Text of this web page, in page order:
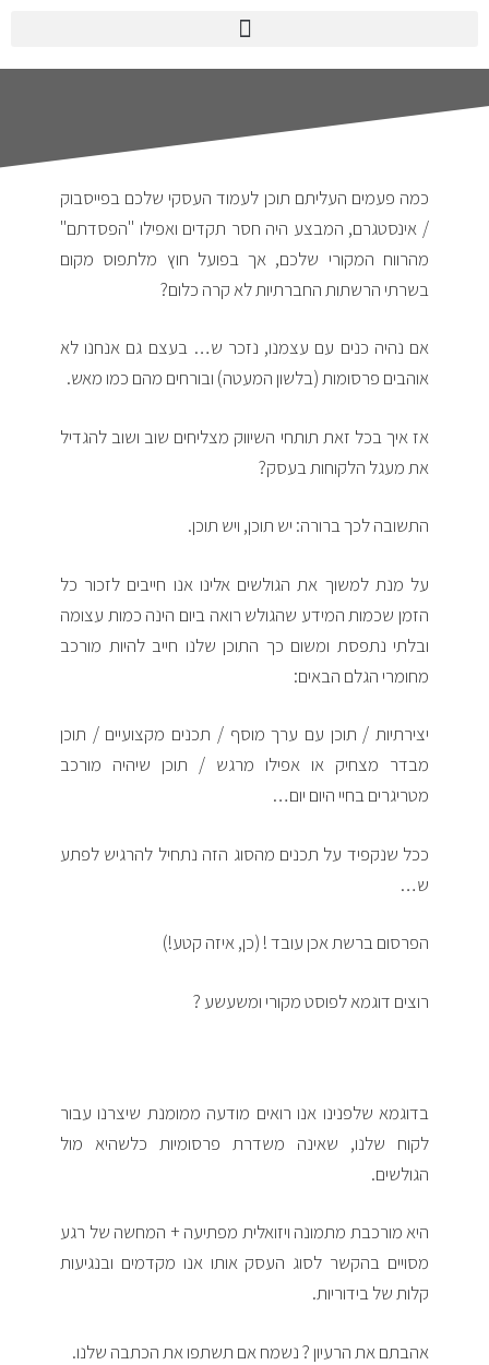
כמה פעמים העליתם תוכן לעמוד העסקי שלכם בפייסבוק
/ אינסטגרם, המבצע היה חסר תקדים ואפילו "הפסדתם"
מהרווח המקורי שלכם, אך בפועל חוץ מלתפוס מקום
בשרתי הרשתות החברתיות לא קרה כלום?
אם נהיה כנים עם עצמנו, נזכר ש… בעצם גם אנחנו לא
אוהבים פרסומות (בלשון המעטה) ובורחים מהם כמו מאש.
אז איך בכל זאת תותחי השיווק מצליחים שוב ושוב להגדיל
את מעגל הלקוחות בעסק?
התשובה לכך ברורה: יש תוכן, ויש תוכן.
על מנת למשוך את הגולשים אלינו אנו חייבים לזכור כל
הזמן שכמות המידע שהגולש רואה ביום הינה כמות עצומה
ובלתי נתפסת ומשום כך התוכן שלנו חייב להיות מורכב
מחומרי הגלם הבאים:
יצירתיות / תוכן עם ערך מוסף / תכנים מקצועיים / תוכן
מבדר מצחיק או אפילו מרגש / תוכן שיהיה מורכב
מטריגרים בחיי היום יום…
ככל שנקפיד על תכנים מהסוג הזה נתחיל להרגיש לפתע
ש…
הפרסום ברשת אכן עובד ! (כן, איזה קטע!)
רוצים דוגמא לפוסט מקורי ומשעשע ?
בדוגמא שלפנינו אנו רואים מודעה ממומנת שיצרנו עבור
לקוח שלנו, שאינה משדרת פרסומיות כלשהיא מול
הגולשים.
היא מורכבת מתמונה ויזואלית מפתיעה + המחשה של רגע
מסויים בהקשר לסוג העסק אותו אנו מקדמים ובנגיעות
קלות של בידוריות.
אהבתם את הרעיון ? נשמח אם תשתפו את הכתבה שלנו.